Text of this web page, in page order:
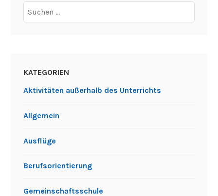
Suchen
nach:
KATEGORIEN
Aktivitäten außerhalb des Unterrichts
Allgemein
Ausflüge
Berufsorientierung
Gemeinschaftsschule